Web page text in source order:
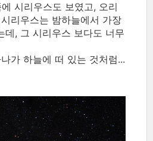
시리우스도 보였고, 오리
리우스는 밤하늘에서 가장
데, 그 시리우스 보다도 너무
가 하늘에 떠 있는 것처럼...